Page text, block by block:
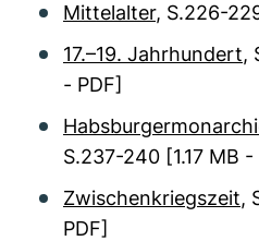
Mittelalter, S.226-
17.–19. Jahrhundert,
- PDF]
S.237-240 [1.17 MB -
Zwischenkriegszeit,
PDF]